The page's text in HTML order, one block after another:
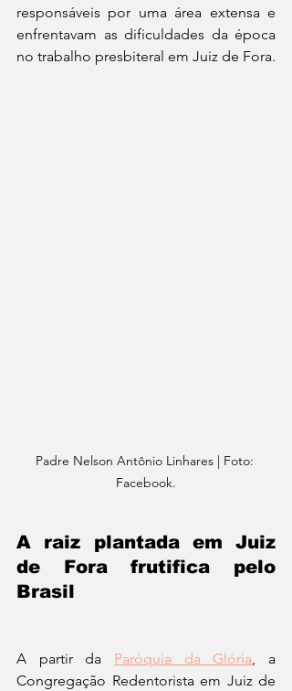
responsáveis por uma área extensa e
enfrentavam as dificuldades da época
no trabalho presbiteral em Juiz de Fora.
Padre Nelson Antônio Linhares | Foto:
Facebook.
A raiz plantada em Juiz
de Fora frutifica pelo
Brasil
A partir da Paróquia da Glória, a
Congregação Redentorista em Juiz de